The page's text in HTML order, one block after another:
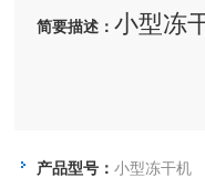
简要描述：小型冻
产品型号：小型冻干机